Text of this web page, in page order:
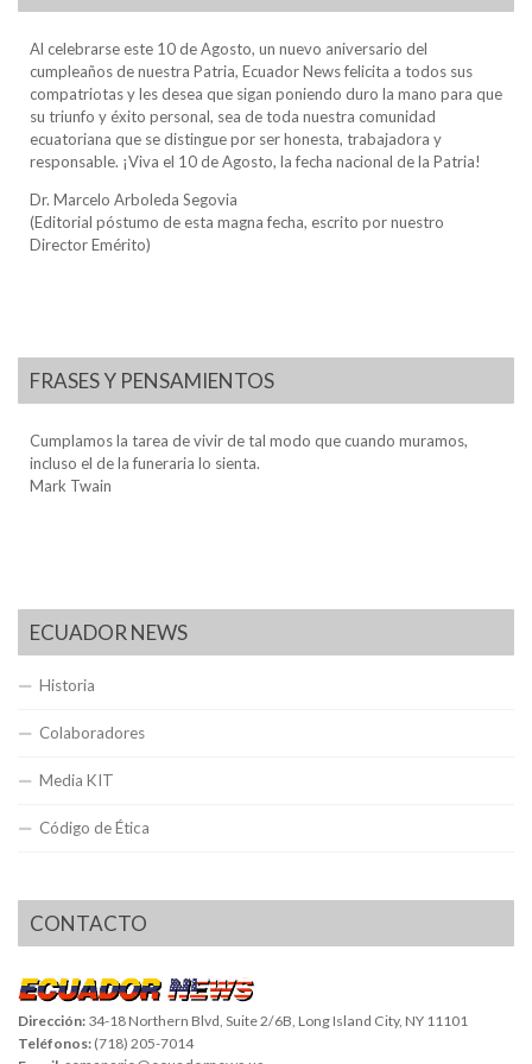
Al celebrarse este 10 de Agosto, un nuevo aniversario del
cumpleaños de nuestra Patria, Ecuador News felicita a todos sus
compatriotas y les desea que sigan poniendo duro la mano para que
su triunfo y éxito personal, sea de toda nuestra comunidad
ecuatoriana que se distingue por ser honesta, trabajadora y
responsable. ¡Viva el 10 de Agosto, la fecha nacional de la Patria!
Dr. Marcelo Arboleda Segovia
(Editorial póstumo de esta magna fecha, escrito por nuestro
Director Emérito)
FRASES Y PENSAMIENTOS
Cumplamos la tarea de vivir de tal modo que cuando muramos,
incluso el de la funeraria lo sienta.
Mark Twain
ECUADOR NEWS
Historia
Colaboradores
Media KIT
Código de Ética
CONTACTO
Dirección: 34-18 Northern Blvd, Suite 2/6B, Long Island City, NY 11101
Teléfonos: (718) 205-7014